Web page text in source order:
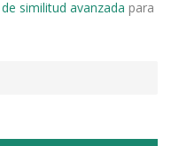
similitud avanzada para